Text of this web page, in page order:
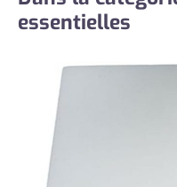
essentielles